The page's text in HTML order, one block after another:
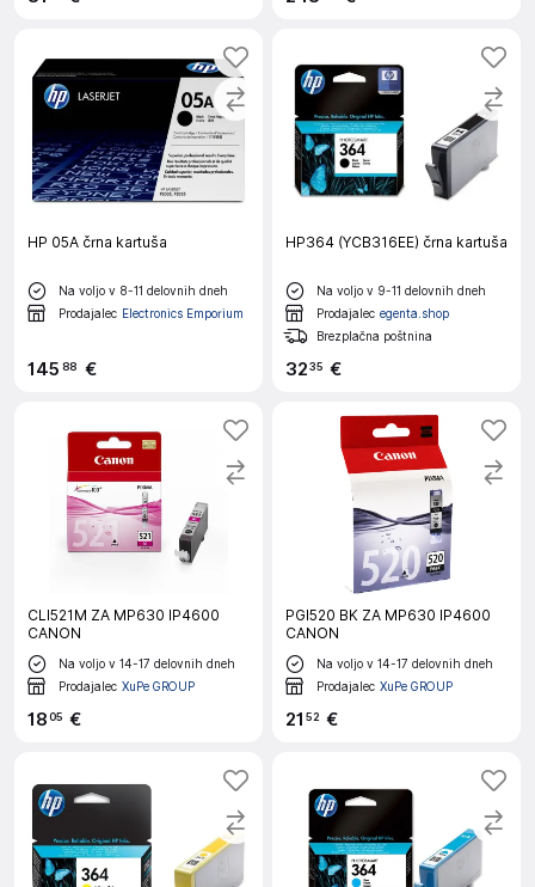
HP 05A črna kartuša
Na voljo v 8-11 delovnih dneh
Prodajalec Electronics Emporium
145 88 €
HP364 (YCB316EE) črna kartuša
Na voljo v 9-11 delovnih dneh
Prodajalec egenta.shop
Brezplačna poštnina
3235 €
CLI521M ZA MP630 IP4600
CANON
Na voljo v 14-17 delovnih dneh
Prodajalec XuPe GROUP
1805 €
PGI520 BK ZA MP630 IP4600
CANON
Na voljo v 14-17 delovnih dneh
Prodajalec XuPe GROUP
21 52 €